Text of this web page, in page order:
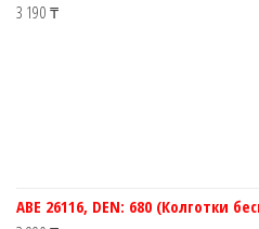
3 190 ₸
ABE 26116, DEN: 680 (Колготки